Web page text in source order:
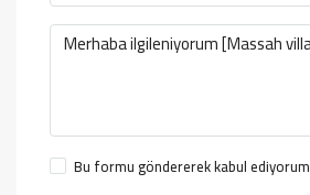
Bu formu göndererek kabul ediyorum